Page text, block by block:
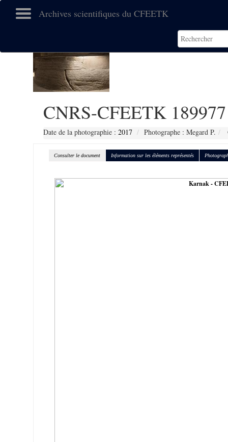
Archives scientifiques du CFEETK
CNRS-CFEETK 189977
Date de la photographie : 2017 Photographe : Megard P.
Consulter le document Information sur les éléments représentés